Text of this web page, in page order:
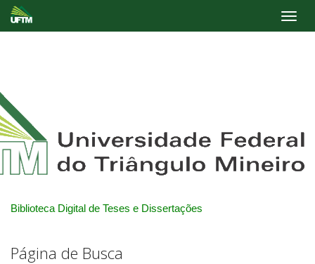
Biblioteca Digital de Teses e Dissertações
Página de Busca